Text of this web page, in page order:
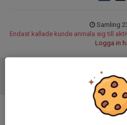
Samling
Endast kallade kunde anmäla sig till
Logga in
Ingen